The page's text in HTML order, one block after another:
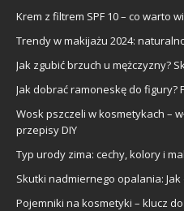
Krem z filtrem SPF 10 – co warto
Trendy w makijażu 2024:
Jak zgubić brzuch u mężczyzny?
Jak dobrać ramoneskę do
Wosk pszczeli w kosmetykach –
przepisy DIY
Typ urody zima: cechy, kolory i
Skutki nadmiernego opalania:
Pojemniki na kosmetyki – klucz